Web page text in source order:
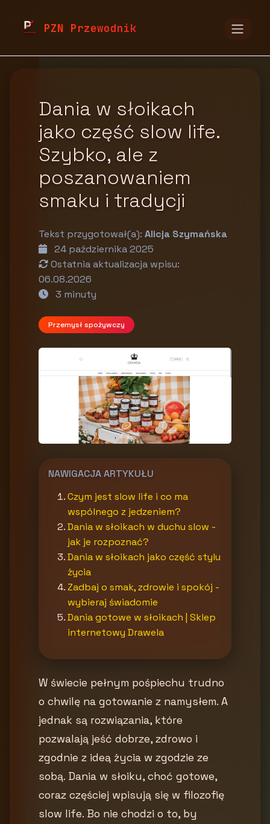
PZN Przewodnik
Dania w słoikach
jako część slow life.
Szybko, ale z
poszanowaniem
smaku i tradycji
Tekst przygotował(a): Alicja Szymańska
24 października 2025
Ostatnia aktualizacja wpisu:
06.08.2026
3 minuty
Przemysł spożywczy
NAWIGACJA ARTYKUŁU
Czym jest slow life i co ma
wspólnego z jedzeniem?
Dania w słoikach w duchu slow -
jak je rozpoznać?
Dania w słoikach jako część stylu
życia
Zadbaj o smak, zdrowie i spokój -
wybieraj świadomie
Dania gotowe w słoikach | Sklep
internetowy Drawela
W świecie pełnym pośpiechu trudno
o chwilę na gotowanie z namysłem. A
jednak są rozwiązania, które
pozwalają jeść dobrze, zdrowo i
zgodnie z ideą życia w zgodzie ze
sobą. Dania w słoiku, choć gotowe,
coraz częściej wpisują się w filozofię
slow life. Bo nie chodzi o to, by